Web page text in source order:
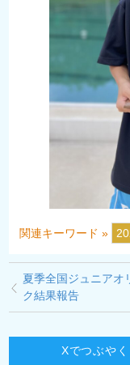
関連キーワード »
夏季全国ジュニアオ
ク結果報告
Xでつぶやく